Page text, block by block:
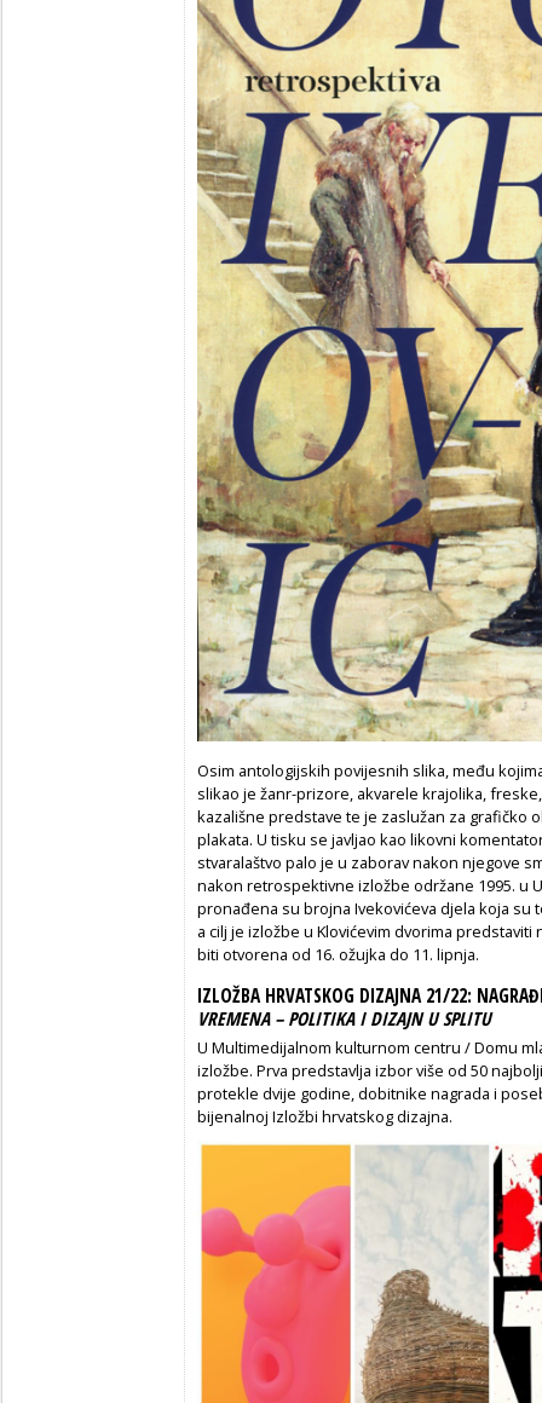
Osim antologijskih povijesnih slika, među
slikao je žanr-prizore, akvarele krajolika,
kazališne predstave te je zaslužan za grafičko
plakata. U tisku se javljao kao likovni
stvaralaštvo palo je u zaborav nakon njegove
nakon retrospektivne izložbe održane 1995. u
pronađena su brojna Ivekovićeva djela koja su
a cilj je izložbe u Klovićevim dvorima
biti otvorena od 16. ožujka do 11. lipnja.
IZLOŽBA HRVATSKOG DIZAJNA 21/22:
VREMENA – POLITIKA I DIZAJN U SPLITU
U Multimedijalnom kulturnom centru / Domu
izložbe. Prva predstavlja izbor više od 50
protekle dvije godine, dobitnike nagrada i
bijenalnoj Izložbi hrvatskog dizajna.